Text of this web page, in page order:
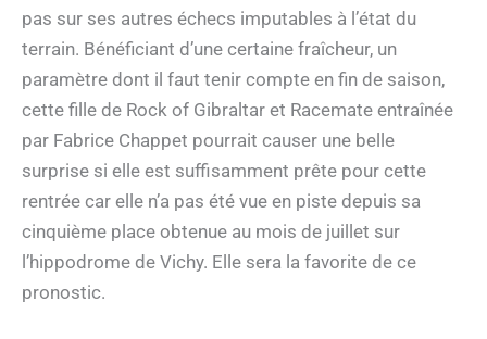
pas sur ses autres échecs imputables à l’état du
terrain. Bénéficiant d’une certaine fraîcheur, un
paramètre dont il faut tenir compte en fin de saison,
cette fille de Rock of Gibraltar et Racemate entraînée
par Fabrice Chappet pourrait causer une belle
surprise si elle est suffisamment prête pour cette
rentrée car elle n’a pas été vue en piste depuis sa
cinquième place obtenue au mois de juillet sur
l’hippodrome de Vichy. Elle sera la favorite de ce
pronostic.